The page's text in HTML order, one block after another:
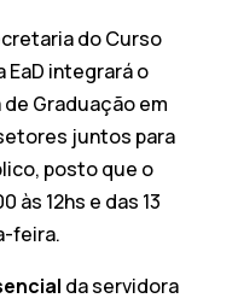
do Curso
EaD integrará o
Graduação em
juntos para
posto que o
às 12hs e das 13
feira.
da servidora